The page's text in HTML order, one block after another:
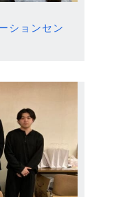
ションセン